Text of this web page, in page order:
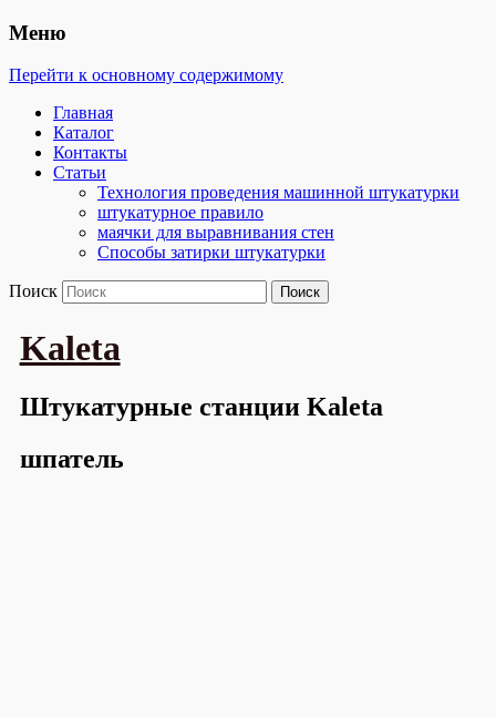
Меню
Перейти к основному содержимому
Главная
Каталог
Контакты
Статьи
Технология проведения машинной штукатурки
штукатурное правило
маячки для выравнивания стен
Способы затирки штукатурки
Поиск
Kaleta
Штукатурные станции Kaleta
шпатель